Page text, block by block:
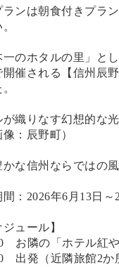
ンは朝食付きプラ
一のホタルの里」と
開催される【信州辰
が織りなす幻想的な
像 ：辰野町）
かな信州ならではの
：2026年6月13日～
ジュール】
お隣の「ホテル紅
出発（近隣旅館2か